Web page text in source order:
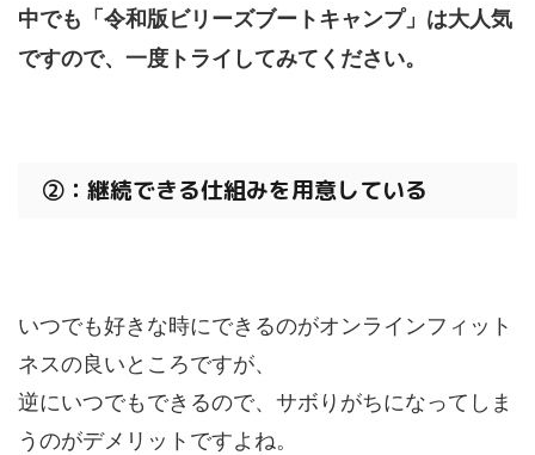
中でも「令和版ビリーズブートキャンプ」は大人気
ですので、一度トライしてみてください。
②：継続できる仕組みを用意している
いつでも好きな時にできるのがオンラインフィット
ネスの良いところですが、
逆にいつでもできるので、サボりがちになってしま
うのがデメリットですよね。